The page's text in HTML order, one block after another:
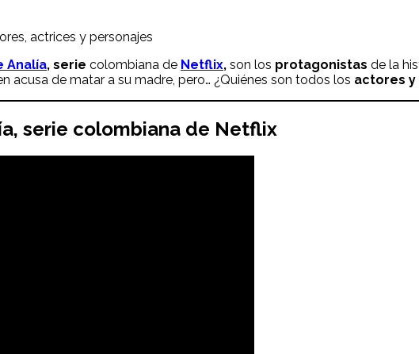
actrices y personajes
Analía, serie colombiana de Netflix, son los protagonistas de la
acusa de matar a su madre, pero… ¿Quiénes son todos los actores
serie colombiana de Netflix